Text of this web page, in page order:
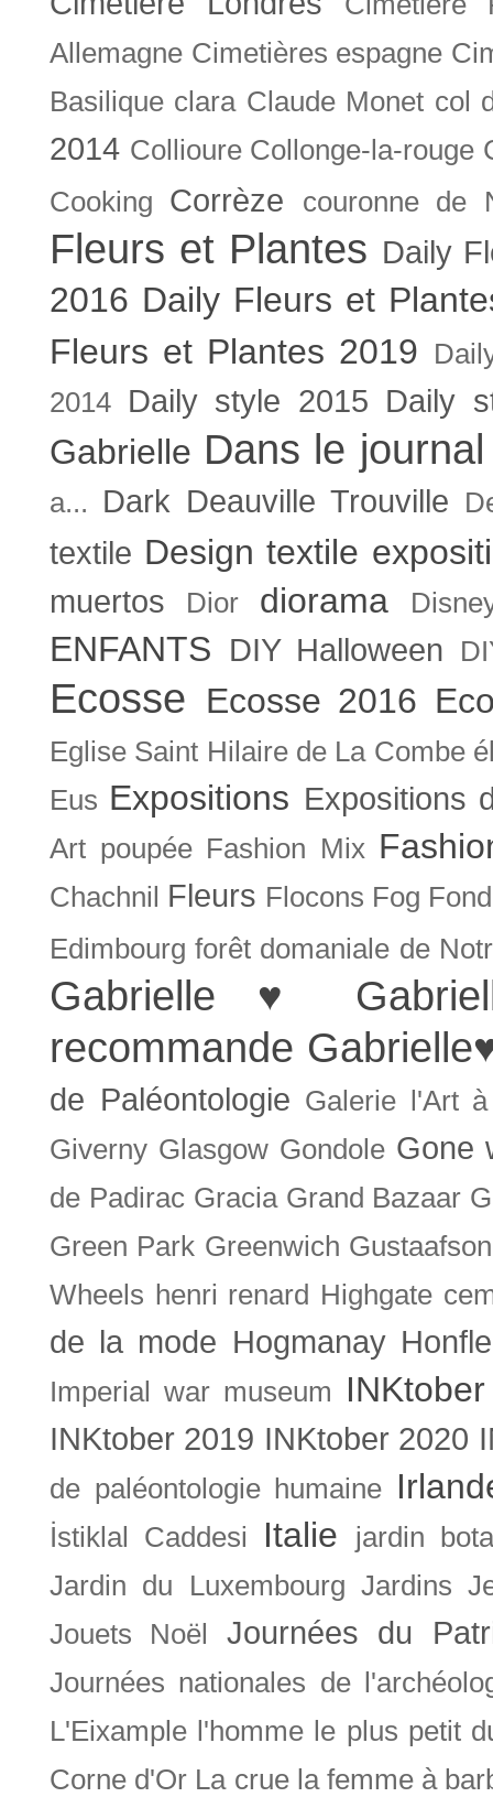
Allemagne Cimetières espagne
Basilique clara Claude Monet col
2014 Collioure Collonge-la-rouge
Cooking
Corrèze couronne de
Fleurs et Plantes Daily
2016 Daily Fleurs et
Fleurs et Plantes 2019
2014
Daily style 2015 Daily
Gabrielle Dans le journal
a... Dark Deauville Trouville
textile Design textile
muertos Dior diorama
ENFANTS DIY Halloween
Ecosse Ecosse 2016
Eglise Saint Hilaire de La Combe
Eus Expositions Expositions
Art poupée Fashion Mix
Chachnil Fleurs Flocons Fog
Edimbourg forêt domaniale de
Gabrielle ♥
recommande
de Paléontologie Galerie l'Art
Giverny Glasgow Gondole Gone
de Padirac Gracia Grand Bazaar
Green Park Greenwich Gustaafson
Wheels henri renard Highgate
de la mode Hogmanay
Imperial war museum INKtober
INKtober 2019 INKtober 2020
de paléontologie humaine
İstiklal Caddesi Italie
jardin
Jardin du Luxembourg Jardins
Jouets Noël
Journées du
Journées nationales de
L'Eixample l'homme le plus petit
Corne d'Or La crue la femme à